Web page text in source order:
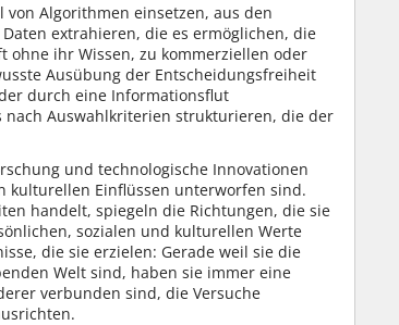
Algorithmen einsetzen, aus den
extrahieren, die es ermöglichen, die
ohne ihr Wissen, zu kommerziellen oder
Ausübung der Entscheidungsfreiheit
durch eine Informationsflut
nach Auswahlkriterien strukturieren, die der
und technologische Innovationen
kulturellen Einflüssen unterworfen sind.
handelt, spiegeln die Richtungen, die sie
sozialen und kulturellen Werte
die sie erzielen: Gerade weil sie die
Welt sind, haben sie immer eine
verbunden sind, die Versuche